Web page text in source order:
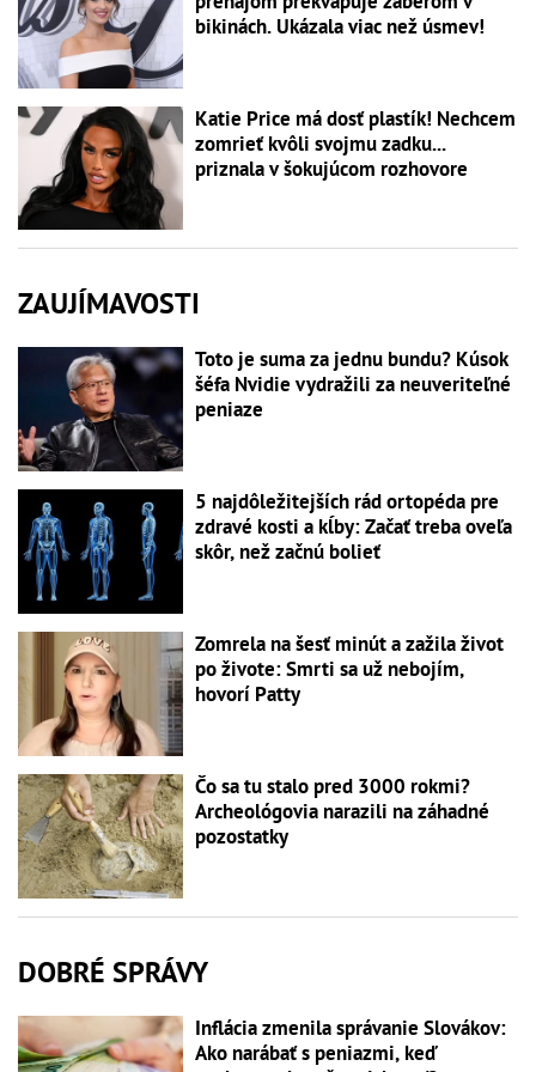
bikinách. Ukázala viac než úsmev!
Katie Price má dosť plastík! Nechcem
zomrieť kvôli svojmu zadku...
priznala v šokujúcom rozhovore
ZAUJÍMAVOSTI
Toto je suma za jednu bundu? Kúsok
šéfa Nvidie vydražili za neuveriteľné
peniaze
5 najdôležitejších rád ortopéda pre
zdravé kosti a kĺby: Začať treba oveľa
skôr, než začnú bolieť
Zomrela na šesť minút a zažila život
po živote: Smrti sa už nebojím,
hovorí Patty
Čo sa tu stalo pred 3000 rokmi?
Archeológovia narazili na záhadné
pozostatky
DOBRÉ SPRÁVY
Inflácia zmenila správanie Slovákov:
Ako narábať s peniazmi, keď